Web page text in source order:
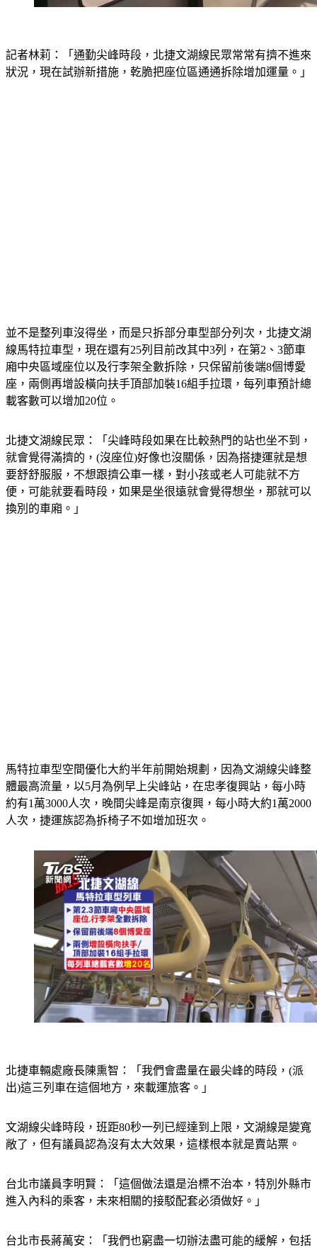
記者林莉：「通勤尖峰時段，北捷文湖線民眾常常有擠不進來
並不是整列車沒得坐，而是只拆部分車型部分列次，北捷文湖
線馬特拉車型，現在還有25列目前改其中3列，在第2、3節車
廂中央區域座位以及行李架全數拆除，只保留前後端8個博愛
座，兩側再增設橫向扶手頂部加裝16組手拉環，每列車預計總
北捷文湖線民眾：「尖峰時段如果在比較熱門的站也坐不到，
就會覺得滿擠的，(沒座位)好像也沒關係，因為搭捷運就是想
要舒舒服服，不想跟擠公車一樣，對小孩或老人可能就不方
便，可能就要看時段，如果是坐很遠就會覺得想坐，那就可以
馬特拉車型空間優化大約半年前開始規劃，因為文湖線尖峰整
體最高流量，以5月為例早上尖峰站，在忠孝復興站，每小時
約有1萬3000人次，晚間尖峰是南京復興，每小時大約1萬2000
北捷車輛處廠長陳熏智：「我們會盡量在最尖峰的時段，(派
文湖線尖峰時段，班距80秒一列已經達到上限，文湖線是變寬
台北市議員李明賢：「這個做法還是治標不治本，特別外縣市